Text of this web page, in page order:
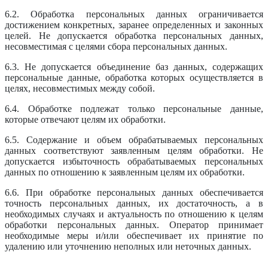
6.2. Обработка персональных данных ограничивается
достижением конкретных, заранее определенных и законных
целей. Не допускается обработка персональных данных,
несовместимая с целями сбора персональных данных.
6.3. Не допускается объединение баз данных, содержащих
персональные данные, обработка которых осуществляется в
целях, несовместимых между собой.
6.4. Обработке подлежат только персональные данные,
которые отвечают целям их обработки.
6.5. Содержание и объем обрабатываемых персональных
данных соответствуют заявленным целям обработки. Не
допускается избыточность обрабатываемых персональных
данных по отношению к заявленным целям их обработки.
6.6. При обработке персональных данных обеспечивается
точность персональных данных, их достаточность, а в
необходимых случаях и актуальность по отношению к целям
обработки персональных данных. Оператор принимает
необходимые меры и/или обеспечивает их принятие по
удалению или уточнению неполных или неточных данных.